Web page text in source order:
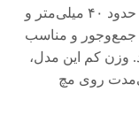
مقاوم در برابر خط و خش است. قطر قاب حدود ۴۰ میلی‌متر و
جمع‌وجور و مناسب
وزن کم این مدل،
روی مچ